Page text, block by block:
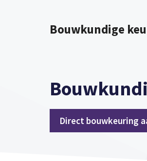
Bouwkundige
Direct bouwkeuring